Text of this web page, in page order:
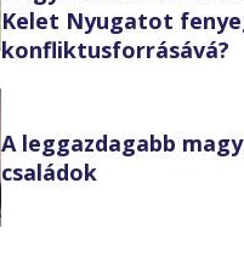
Kelet Nyugatot
konfliktusforrásává?
A leggazdagabb
családok